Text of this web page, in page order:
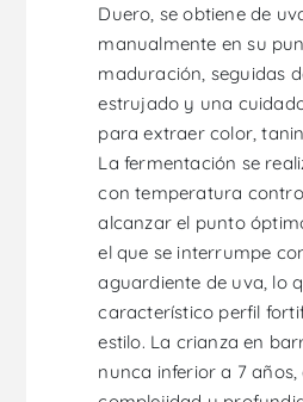
Duero, se obtiene de
manualmente en su
maduración, seguidas
estrujado y una
para extraer color,
La fermentación se
con temperatura
alcanzar el punto
el que se interrumpe
aguardiente de uva, lo
característico perfil
estilo. La crianza en
nunca inferior a 7